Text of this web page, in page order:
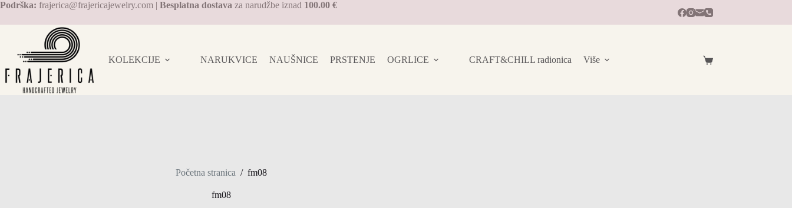
Preskoči
sadržaj
Podrška: frajerica@frajericajewelry.com | Besplatna dostava za narudžbe iznad 100.00 €
KOLEKCIJE NARUKVICE NAUŠNICE PRSTENJE OGRLICE CRAFT&CHILL radionica Više Košarica
Početna stranica / fm08
fm08